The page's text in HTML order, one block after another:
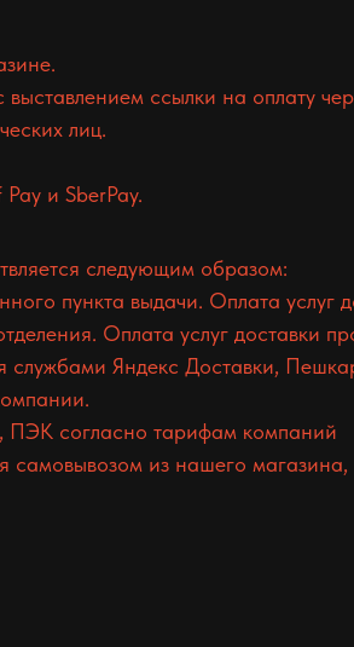
ссылки на оплату
лиц.
и SberPay.
следующим образом:
пункта выдачи. Оплата услуг
Оплата услуг доставки
Яндекс Доставки,
согласно тарифам компаний
из нашего